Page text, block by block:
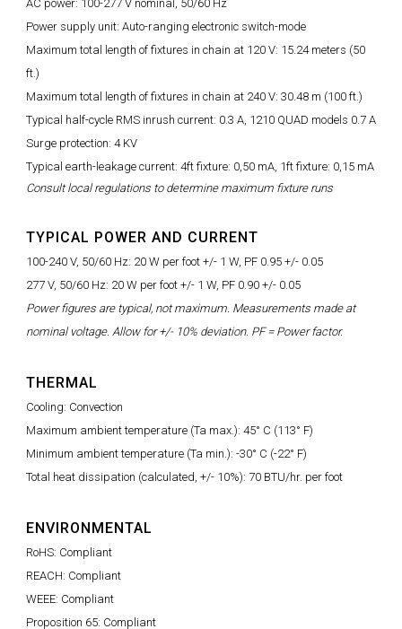
AC power: 100-277 V nominal, 50/60 Hz
Power supply unit: Auto-ranging electronic switch-mode
Maximum total length of fixtures in chain at 120 V: 15.24 meters (50
ft.)
Maximum total length of fixtures in chain at 240 V: 30.48 m (100 ft.)
Typical half-cycle RMS inrush current: 0.3 A, 1210 QUAD models 0.7 A
Surge protection: 4 KV
Typical earth-leakage current: 4ft fixture: 0,50 mA, 1ft fixture: 0,15 mA
Consult local regulations to determine maximum fixture runs
TYPICAL POWER AND CURRENT
100-240 V, 50/60 Hz: 20 W per foot +/- 1 W, PF 0.95 +/- 0.05
277 V, 50/60 Hz: 20 W per foot +/- 1 W, PF 0.90 +/- 0.05
Power figures are typical, not maximum. Measurements made at
nominal voltage. Allow for +/- 10% deviation. PF = Power factor.
THERMAL
Cooling: Convection
Maximum ambient temperature (Ta max.): 45° C (113° F)
Minimum ambient temperature (Ta min.): -30° C (-22° F)
Total heat dissipation (calculated, +/- 10%): 70 BTU/hr. per foot
ENVIRONMENTAL
RoHS: Compliant
REACH: Compliant
WEEE: Compliant
Proposition 65: Compliant